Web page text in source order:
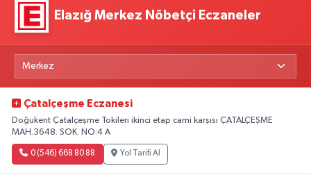
Elazığ Merkez Nöbetçi Eczaneler
Çatalçeşme Eczanesi
Doğukent Çatalçeşme Tokileri ikinci etap cami karşısı ÇATALÇEŞME
MAH.3648. SOK. NO:4 A
0 (546) 668 80 88 Yol Tarifi Al